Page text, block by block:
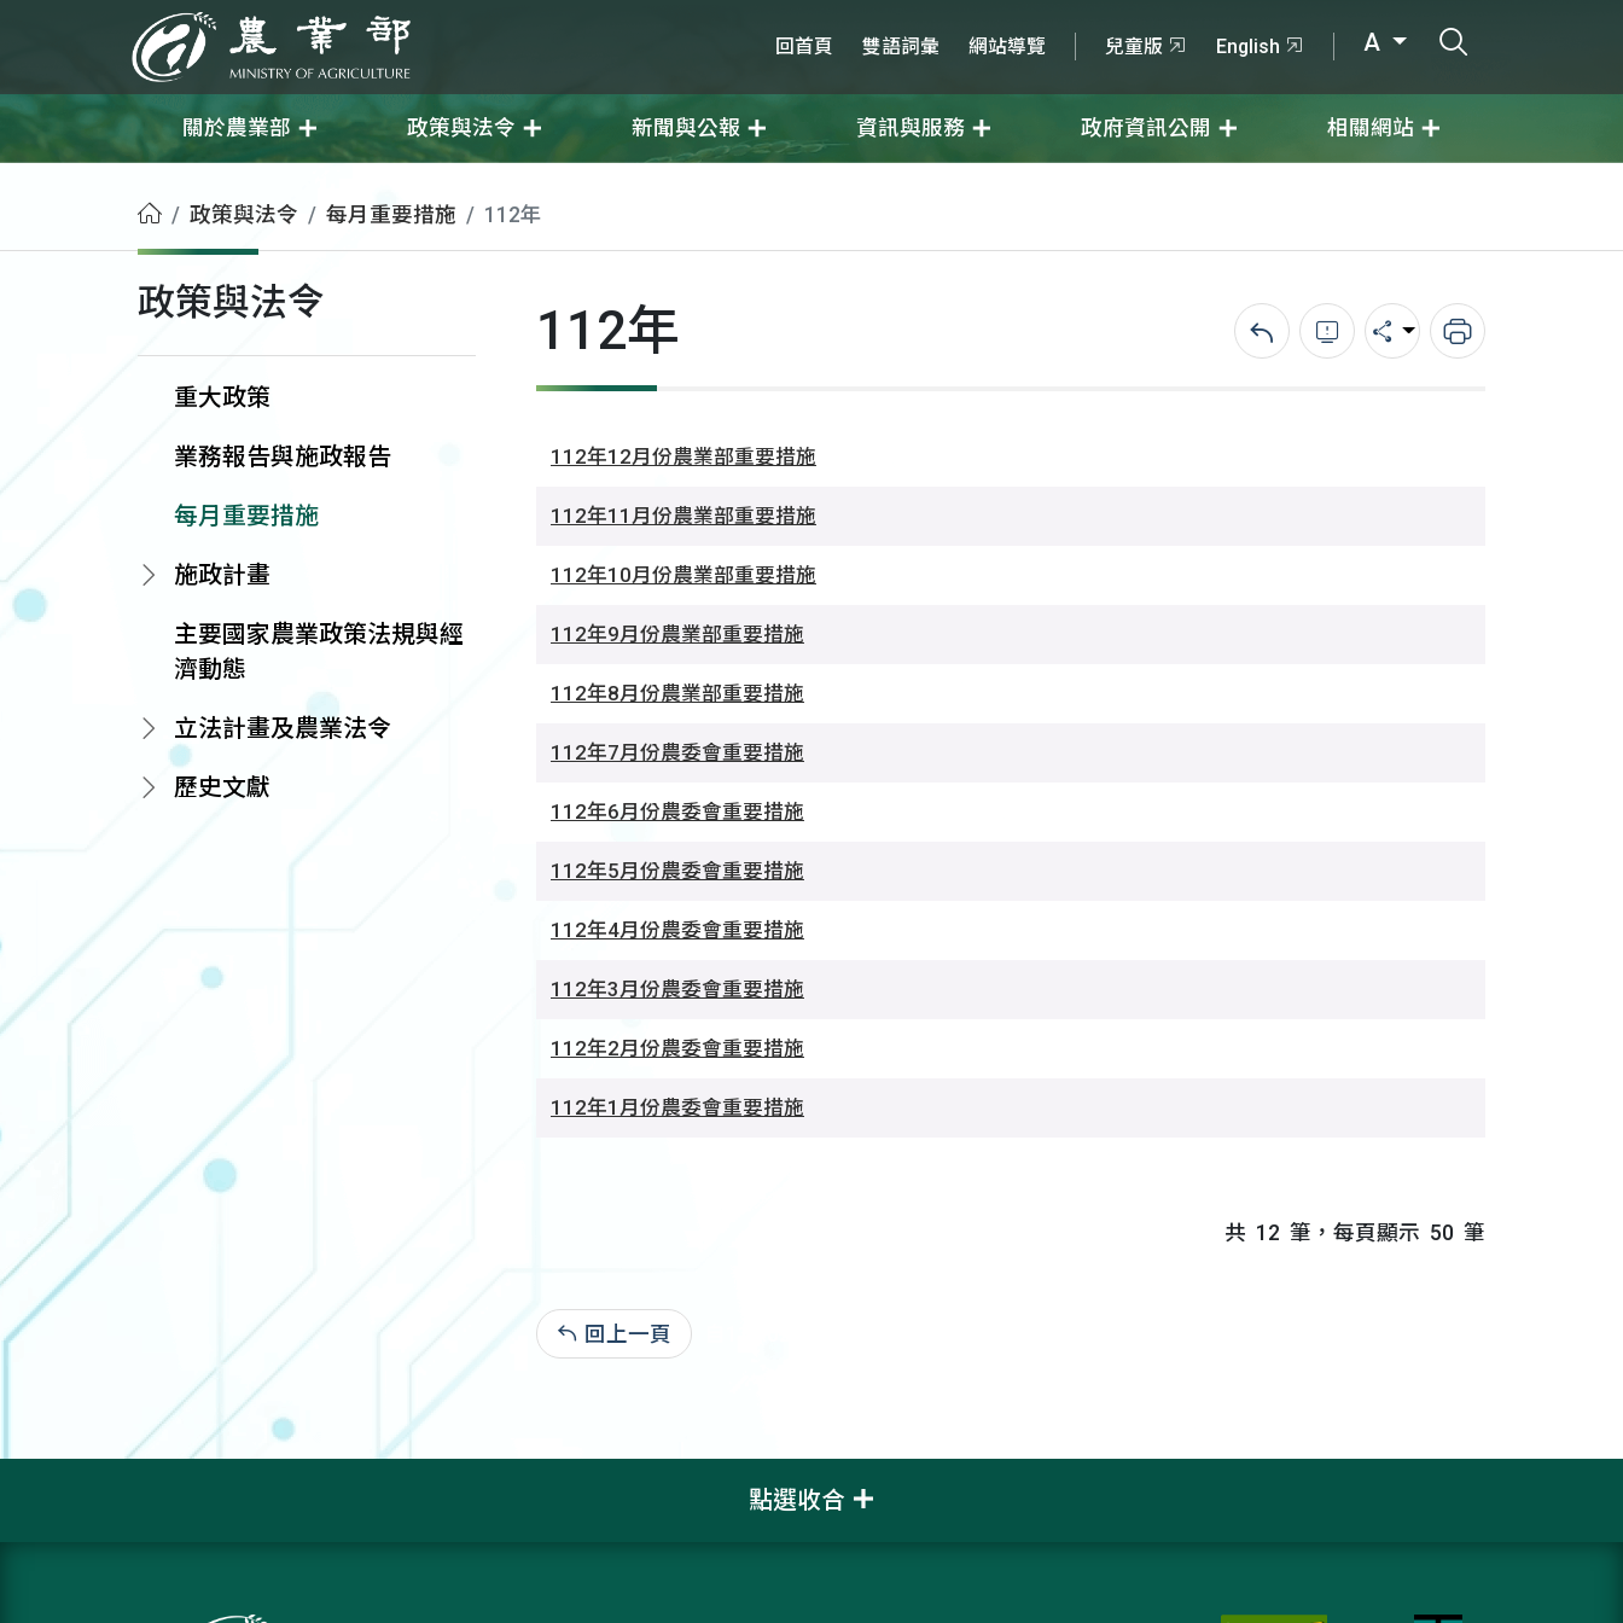
農業部 回首頁 雙語詞彙 網站導覽 兒童版 English A
關於農業部 政策與法令 新聞與公報 資訊與服務 政府資訊公開 相關網站
首頁政策與法令 每月重要措施 112年
政策與法令
重大政策
業務報告與施政報告
每月重要措施
施政計畫
主要國家農業政策法規與經
濟動態
立法計畫及農業法令
歷史文獻
112年 回上一頁錯誤回報分享 列印
112年12月份農業部重要措施
112年11月份農業部重要措施
112年10月份農業部重要措施
112年9月份農業部重要措施
112年8月份農業部重要措施
112年7月份農委會重要措施
112年6月份農委會重要措施
112年5月份農委會重要措施
112年4月份農委會重要措施
112年3月份農委會重要措施
112年2月份農委會重要措施
112年1月份農委會重要措施
共 12 筆，每頁顯示 50 筆
回上一頁
點選收合